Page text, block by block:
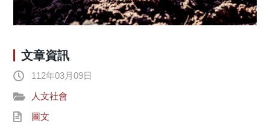
文章資訊
112年03月09日
人文社會
圖文